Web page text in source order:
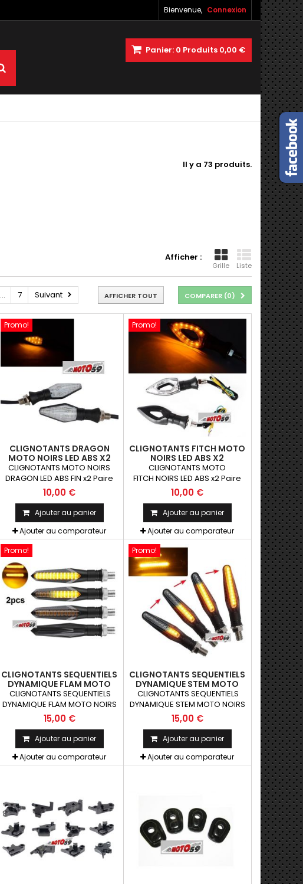
Bienvenue, Connexion
Panier: 0 Produits 0,00 €
Il y a 73 produits.
Afficher :
Grille Liste
COMPARER (0)
... 7 Suivant AFFICHER TOUT
Promo!
CLIGNOTANTS DRAGON
MOTO NOIRS LED ABS X2
CLIGNOTANTS MOTO NOIRS
DRAGON LED ABS FIN x2 Paire
de clignotants universels qui
peuvent être adaptables sur
toutes motos ou scooters
10,00 €
Ajouter au panier
Ajouter au comparateur
Promo!
CLIGNOTANTS FITCH MOTO
NOIRS LED ABS X2
CLIGNOTANTS MOTO
FITCH NOIRS LED ABS x2 Paire
de clignotants universels qui
peuvent être adaptables sur
toutes motos ou scooters
10,00 €
Ajouter au panier
Ajouter au comparateur
Promo!
CLIGNOTANTS SEQUENTIELS
DYNAMIQUE FLAM MOTO
NOIRS LEDS ABS X2
CLIGNOTANTS SEQUENTIELS
DYNAMIQUE FLAM MOTO NOIRS
LED ABS x2 pcs Paire de
clignotants universels qui
peuvent être adaptables sur
toutes motos ou scooters
15,00 €
Ajouter au panier
Ajouter au comparateur
Promo!
CLIGNOTANTS SEQUENTIELS
DYNAMIQUE STEM MOTO
NOIRS LED ABS X2
CLIGNOTANTS SEQUENTIELS
DYNAMIQUE STEM MOTO NOIRS
LED ABS x2 pcs Paire de
clignotants universels qui
peuvent être adaptables sur
toutes motos ou scooters
15,00 €
Ajouter au panier
Ajouter au comparateur